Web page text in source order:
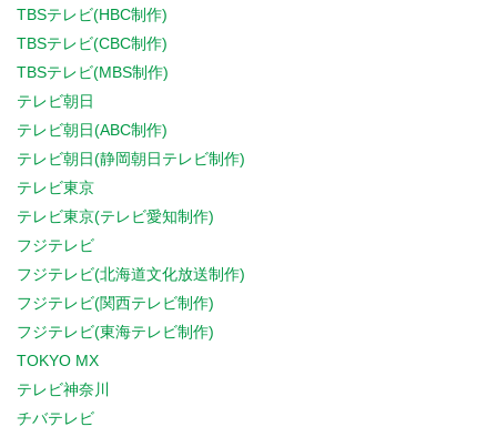
TBSテレビ(HBC制作)
TBSテレビ(CBC制作)
TBSテレビ(MBS制作)
テレビ朝日
テレビ朝日(ABC制作)
テレビ朝日(静岡朝日テレビ制作)
テレビ東京
テレビ東京(テレビ愛知制作)
フジテレビ
フジテレビ(北海道文化放送制作)
フジテレビ(関西テレビ制作)
フジテレビ(東海テレビ制作)
TOKYO MX
テレビ神奈川
チバテレビ